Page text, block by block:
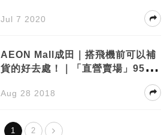
Jul 7 2020
AEON Mall成田｜搭飛機前可以補
貨的好去處！｜「直營賣場」95折c
Aug 28 2018
1 2